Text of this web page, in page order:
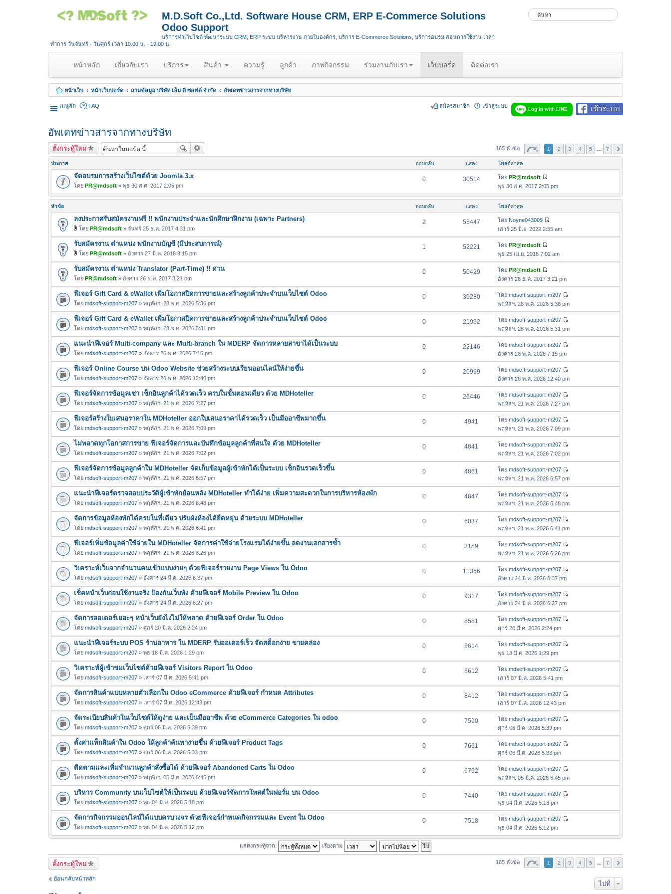
M.D.Soft Co.,Ltd. Software House CRM, ERP E-Commerce Solutions
Odoo Support
บริการทำเว็บไซต์ พัฒนาระบบ CRM, ERP ระบบ บริหารงาน ภายในองค์กร, บริการ E-Commerce Solutions, บริการอบรม สอนการใช้งาน เวลา
ทำการ วันจันทร์ - วันศุกร์ เวลา 10.00 น. - 19.00 น.
หน้าหลัก(
u
r
t
)
เกี่ยวกับเรา บริการ สินค้า ความรู้ ลูกค้า ภาพกิจกรรม ร่วมงานกับเรา เว็บบอร์ด ติดต่อเรา
หน้าเว็บ หน้าเว็บบอร์ด ถามข้อมูล บริษัท เอ็ม ดี ซอฟต์ จำกัด อัพเดทข่าวสารจากทางบริษัท
เมนูลัด เข้าระบบ
Log in with LINE
FAQ เข้าสู่ระบบ
สมัครสมาชิก
อัพเดทข่าวสารจากทางบริษัท
ตั้งกระทู้ใหม่ 165 หัวข้อ 1 2 3 4 5 7
ประกาศ ตอบกลับ แสดง โพสต์ล่าสุด
จัดอบรมการสร้างเว็บไซต์ด้วย Joomla 3.x
โดย PR@mdsoft » พุธ 30 ส.ค. 2017 2:05 pm
0 30514 โดย PR@mdsoft
ดู
ข้
อ
ว
า
ม
า
สุ
พุธ 30 ส.ค. 2017 2:05 pm
หัวข้อ ตอบกลับ แสดง โพสต์ล่าสุด
ลงประกาศรับสมัครงานฟรี !! พนักงานประจำและนักศึกษาฝึกงาน (เฉพาะ Partners)
ฟ
ล์
แ
น
บ
โดย PR@mdsoft » จันทร์ 25 ธ.ค. 2017 4:31 pm
2 55447 โดย Noyne043009
ดู
ข้
ค
ว
ม
ล่
า
สุ
เสาร์ 25 มิ.ย. 2022 2:55 am
รับสมัครงาน ตำแหน่ง พนักงานบัญชี (มีประสบการณ์)
ฟ
ล์
แ
น
บ
โดย PR@mdsoft » อังคาร 27 มี.ค. 2018 3:15 pm
1 52221 โดย PR@mdsoft
ดู
ข้
ค
ว
า
ม
ล่
า
สุ
พุธ 25 เม.ย. 2018 7:02 am
รับสมัครงาน ตำแหน่ง Translator (Part-Time) !! ด่วน
โดย PR@mdsoft » อังคาร 26 ธ.ค. 2017 3:21 pm
0 50429 โดย PR@mdsoft
ดู
ข้
อ
ค
ว
า
ม
ล่
า
สุ
อังคาร 26 ธ.ค. 2017 3:21 pm
ฟีเจอร์ Gift Card & eWallet เพิ่มโอกาสปิดการขายและสร้างลูกค้าประจำบนเว็บไซต์ Odoo
โดย mdsoft-support-m207 » พฤหัสฯ. 28 พ.ค. 2026 5:36 pm
0 39280 โดย mdsoft-support-m207
ข้
ค
ว
ล่
สุ
พฤหัสฯ. 28 พ.ค. 2026 5:36 pm
ฟีเจอร์ Gift Card & eWallet เพิ่มโอกาสปิดการขายและสร้างลูกค้าประจำบนเว็บไซต์ Odoo
โดย mdsoft-support-m207 » พฤหัสฯ. 28 พ.ค. 2026 5:31 pm
0 21992 โดย mdsoft-support-m207
ข้
ว
ม
ล่
สุ
พฤหัสฯ. 28 พ.ค. 2026 5:31 pm
แนะนำฟีเจอร์ Multi-company และ Multi-branch ใน MDERP จัดการหลายสาขาได้เป็นระบบ
โดย mdsoft-support-m207 » อังคาร 26 พ.ค. 2026 7:15 pm
0 22146 โดย mdsoft-support-m207
ข้
ค
ว
ม
ล่
สุ
อังคาร 26 พ.ค. 2026 7:15 pm
ฟีเจอร์ Online Course บน Odoo Website ช่วยสร้างระบบเรียนออนไลน์ให้ง่ายขึ้น
โดย mdsoft-support-m207 » อังคาร 26 พ.ค. 2026 12:40 pm
0 20999 โดย mdsoft-support-m207
ข้
ค
ว
ม
ล่
สุ
อังคาร 26 พ.ค. 2026 12:40 pm
ฟีเจอร์จัดการข้อมูลเช่า เช็กอินลูกค้าได้รวดเร็ว ครบในขั้นตอนเดียว ด้วย MDHoteller
โดย mdsoft-support-m207 » พฤหัสฯ. 21 พ.ค. 2026 7:27 pm
0 26446 โดย mdsoft-support-m207
ข้
ค
ว
ม
ล่
สุ
พฤหัสฯ. 21 พ.ค. 2026 7:27 pm
ฟีเจอร์สร้างใบเสนอราคาใน MDHoteller ออกใบเสนอราคาได้รวดเร็ว เป็นมืออาชีพมากขึ้น
โดย mdsoft-support-m207 » พฤหัสฯ. 21 พ.ค. 2026 7:09 pm
0 4941 โดย mdsoft-support-m207
ข้
ค
ว
ม
ล่
สุ
พฤหัสฯ. 21 พ.ค. 2026 7:09 pm
ไม่พลาดทุกโอกาสการขาย ฟีเจอร์จัดการและบันทึกข้อมูลลูกค้าที่สนใจ ด้วย MDHoteller
โดย mdsoft-support-m207 » พฤหัสฯ. 21 พ.ค. 2026 7:02 pm
0 4841 โดย mdsoft-support-m207
ข้
ค
ว
ม
ล่
สุ
พฤหัสฯ. 21 พ.ค. 2026 7:02 pm
ฟีเจอร์จัดการข้อมูลลูกค้าใน MDHoteller จัดเก็บข้อมูลผู้เข้าพักได้เป็นระบบ เช็กอินรวดเร็วขึ้น
โดย mdsoft-support-m207 » พฤหัสฯ. 21 พ.ค. 2026 6:57 pm
0 4861 โดย mdsoft-support-m207
ข้
ค
ว
ม
ล่
สุ
พฤหัสฯ. 21 พ.ค. 2026 6:57 pm
แนะนำฟีเจอร์ตรวจสอบประวัติผู้เข้าพักย้อนหลัง MDHoteller ทำได้ง่าย เพิ่มความสะดวกในการบริหารห้องพัก
โดย mdsoft-support-m207 » พฤหัสฯ. 21 พ.ค. 2026 6:48 pm
0 4847 โดย mdsoft-support-m207
ข้
ค
ว
ม
ล่
พฤหัสฯ. 21 พ.ค. 2026 6:48 pm
จัดการข้อมูลห้องพักได้ครบในที่เดียว ปรับผังห้องได้ยืดหยุ่น ด้วยระบบ MDHoteller
โดย mdsoft-support-m207 » พฤหัสฯ. 21 พ.ค. 2026 6:41 pm
0 6037 โดย mdsoft-support-m207
ข้
ค
ว
ล่
พฤหัสฯ. 21 พ.ค. 2026 6:41 pm
ฟีเจอร์เพิ่มข้อมูลค่าใช้จ่ายใน MDHoteller จัดการค่าใช้จ่ายโรงแรมได้ง่ายขึ้น ลดงานเอกสารซ้ำ
โดย mdsoft-support-m207 » พฤหัสฯ. 21 พ.ค. 2026 6:26 pm
0 3159 โดย mdsoft-support-m207
ข้
ว
ล่
พฤหัสฯ. 21 พ.ค. 2026 6:26 pm
วิเคราะห์เว็บจากจำนวนคนเข้าแบบง่ายๆ ด้วยฟีเจอร์รายงาน Page Views ใน Odoo
โดย mdsoft-support-m207 » อังคาร 24 มี.ค. 2026 6:37 pm
0 11356 โดย mdsoft-support-m207
ข้
ว
ล่
อังคาร 24 มี.ค. 2026 6:37 pm
เช็คหน้าเว็บก่อนใช้งานจริง ป้องกันเว็บพัง ด้วยฟีเจอร์ Mobile Preview ใน Odoo
โดย mdsoft-support-m207 » อังคาร 24 มี.ค. 2026 6:27 pm
0 9317 โดย mdsoft-support-m207
ข้
ว
ล่
อังคาร 24 มี.ค. 2026 6:27 pm
จัดการออเดอร์เยอะๆ หน้าเว็บยังไงไม่ให้พลาด ด้วยฟีเจอร์ Order ใน Odoo
โดย mdsoft-support-m207 » ศุกร์ 20 มี.ค. 2026 2:24 pm
0 8581 โดย mdsoft-support-m207
ข้
ว
ล่
ศุกร์ 20 มี.ค. 2026 2:24 pm
แนะนำฟีเจอร์ระบบ POS ร้านอาหาร ใน MDERP รับออเดอร์เร็ว จัดสต็อกง่าย ขายคล่อง
โดย mdsoft-support-m207 » พุธ 18 มี.ค. 2026 1:29 pm
0 8614 โดย mdsoft-support-m207
ข้
ว
ล่
พุธ 18 มี.ค. 2026 1:29 pm
วิเคราะห์ผู้เข้าชมเว็บไซต์ด้วยฟีเจอร์ Visitors Report ใน Odoo
โดย mdsoft-support-m207 » เสาร์ 07 มี.ค. 2026 5:41 pm
0 8612 โดย mdsoft-support-m207
ข้
ว
ล่
เสาร์ 07 มี.ค. 2026 5:41 pm
จัดการสินค้าแบบหลายตัวเลือกใน Odoo eCommerce ด้วยฟีเจอร์ กำหนด Attributes
โดย mdsoft-support-m207 » เสาร์ 07 มี.ค. 2026 12:43 pm
0 8412 โดย mdsoft-support-m207
ข้
ว
ล่
สุ
เสาร์ 07 มี.ค. 2026 12:43 pm
จัดระเบียบสินค้าในเว็บไซต์ให้ดูง่าย และเป็นมืออาชีพ ด้วย eCommerce Categories ใน odoo
โดย mdsoft-support-m207 » ศุกร์ 06 มี.ค. 2026 5:39 pm
0 7590 โดย mdsoft-support-m207
ข้
ว
ม
ล่
ศุกร์ 06 มี.ค. 2026 5:39 pm
ตั้งค่าแท็กสินค้าใน Odoo ให้ลูกค้าค้นหาง่ายขึ้น ด้วยฟีเจอร์ Product Tags
โดย mdsoft-support-m207 » ศุกร์ 06 มี.ค. 2026 5:33 pm
0 7661 โดย mdsoft-support-m207
ข้
ค
ว
ล่
ด
ศุกร์ 06 มี.ค. 2026 5:33 pm
ติดตามและเพิ่มจำนวนลูกค้าสั่งซื้อได้ ด้วยฟีเจอร์ Abandoned Carts ใน Odoo
โดย mdsoft-support-m207 » พฤหัสฯ. 05 มี.ค. 2026 6:45 pm
0 6792 โดย mdsoft-support-m207
ข้
ว
ล่
สุ
ด
พฤหัสฯ. 05 มี.ค. 2026 6:45 pm
บริหาร Community บนเว็บไซต์ให้เป็นระบบ ด้วยฟีเจอร์จัดการโพสต์ในฟอรั่ม บน Odoo
โดย mdsoft-support-m207 » พุธ 04 มี.ค. 2026 5:18 pm
0 7440 โดย mdsoft-support-m207
ข้
ว
ม
ล่
พุธ 04 มี.ค. 2026 5:18 pm
จัดการกิจกรรมออนไลน์ได้แบบครบวงจร ด้วยฟีเจอร์กำหนดกิจกรรมและ Event ใน Odoo
โดย mdsoft-support-m207 » พุธ 04 มี.ค. 2026 5:12 pm
0 7518 โดย mdsoft-support-m207
ข้
ว
า
พุธ 04 มี.ค. 2026 5:12 pm
แสดงกระทู้จาก: เรียงตาม
ตั้งกระทู้ใหม่ 165 หัวข้อ 1 2 3 4 5 7
ย้อนกลับหน้าหลัก
ไปที่